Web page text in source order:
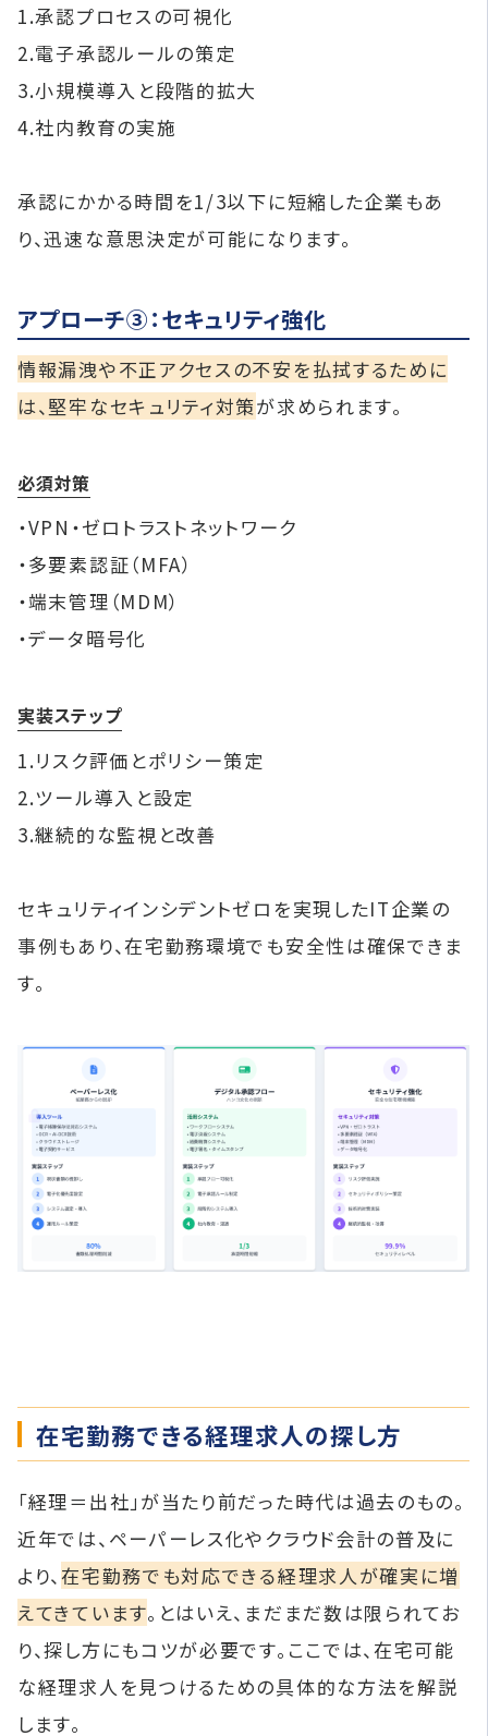
1.承認プロセスの可視化
2.電子承認ルールの策定
3.小規模導入と段階的拡大
4.社内教育の実施
承認にかかる時間を1/3以下に短縮した企業もあ
り、迅速な意思決定が可能になります。
アプローチ③：セキュリティ強化
情報漏洩や不正アクセスの不安を払拭するために
は、堅牢なセキュリティ対策が求められます。
必須対策
・VPN・ゼロトラストネットワーク
・多要素認証（MFA）
・端末管理（MDM）
・データ暗号化
実装ステップ
1.リスク評価とポリシー策定
2.ツール導入と設定
3.継続的な監視と改善
セキュリティインシデントゼロを実現したIT企業の
事例もあり、在宅勤務環境でも安全性は確保できま
す。
在宅勤務できる経理求人の探し方
「経理＝出社」が当たり前だった時代は過去のもの。
近年では、ペーパーレス化やクラウド会計の普及に
より、在宅勤務でも対応できる経理求人が確実に増
えてきています。とはいえ、まだまだ数は限られてお
り、探し方にもコツが必要です。ここでは、在宅可能
な経理求人を見つけるための具体的な方法を解説
します。